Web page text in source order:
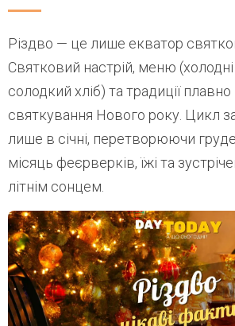
Різдво — це лише екватор
Святковий настрій, меню
солодкий хліб) та традиції
святкування Нового року. Цикл
лише в січні, перетворюючи
місяць феєрверків, їжі та
літнім сонцем.